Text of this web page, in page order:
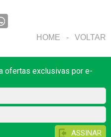
HOME - VOLTAR
ofertas exclusivas por e-